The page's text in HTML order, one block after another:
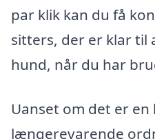
par klik kan du få
sitters, der er klar til
hund, når du har
Uanset om det er
længerevarende